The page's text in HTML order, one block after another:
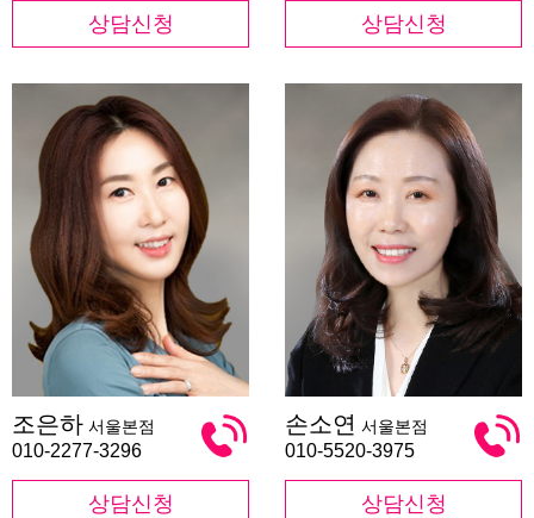
상담신청 상담신청
은
하
조은하 서울본점
010-2277-3296
상담신청
소
연
손소연 서울본점
010-5520-3975
상담신청